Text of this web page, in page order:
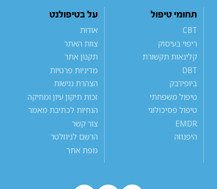
תחומי טיפול
CBT
ריפוי בעיסוק
קלינאות תקשורת
DBT
ביופידבק
טיפול משפחתי
טיפול פסיכולוגי
EMDR
היפנוזה
על בטיפולנט
אודות
צוות האתר
תקנון אתר
מדיניות פרטיות
הצהרת נגישות
זכות תיקון עיון ומחיקה
הנחיות לכתיבת מאמר
צור קשר
הרשם לניוזלטר
מפת אתר